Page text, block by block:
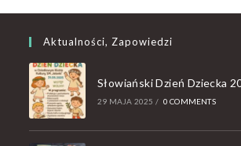
Aktualności, Zapowiedzi
Słowiański Dzień Dziecka
29 MAJA 2025 / 0 COMMENTS